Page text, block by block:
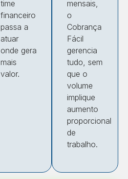
time
financeiro
passa a
atuar
onde gera
mais
valor.
mensais,
o
Cobrança
Fácil
gerencia
tudo, sem
que o
volume
implique
aumento
proporcional
de
trabalho.